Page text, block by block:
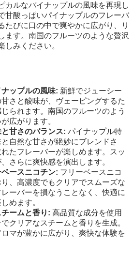
カルなパイナップルの風味を再現し
甘酸っぱいパイナップルのフレーバ
たびに口の中で爽やかに広がり、リ
ます。南国のフルーツのような贅沢
しみください。
ップルの風味: 新鮮でジューシー
さと酸味が、ヴェーピングするた
られます。南国のフルーツのよう
広がります。
甘さのバランス: パイナップル特
自然な甘さが絶妙にブレンドさ
たフレーバーが楽しめます。スッ
さらに爽快感を演出します。
ースニコチン: フリーベースニコ
、高濃度でもクリアでスムーズな
ーバーを損なうことなく、快適に
めます。
ームと香り: 高品質な成分を使用
クリアなスチームと香りを生成。
マが豊かに広がり、爽快な体験を